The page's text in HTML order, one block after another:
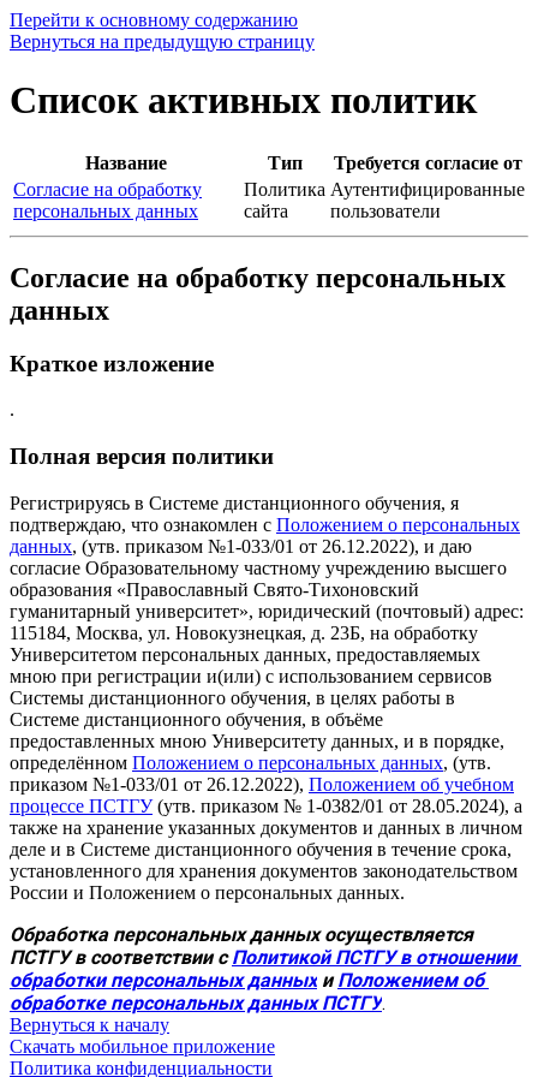
Перейти к основному содержанию
Вернуться на предыдущую страницу
Список активных политик
Название Тип
Требуется согласие от
Согласие на обработку
персональных данных
Политика
сайта
Аутентифицированные
пользователи
Согласие на обработку персональных
данных
Краткое изложение
.
Полная версия политики
Регистрируясь в Системе дистанционного обучения, я
подтверждаю, что ознакомлен с Положением о персональных
данных, (утв. приказом №1-033/01 от 26.12.2022), и даю
согласие Образовательному частному учреждению высшего
образования «Православный Свято-Тихоновский
гуманитарный университет», юридический (почтовый) адрес:
115184, Москва, ул. Новокузнецкая, д. 23Б, на обработку
Университетом персональных данных, предоставляемых
мною при регистрации и(или) с использованием сервисов
Системы дистанционного обучения, в целях работы в
Системе дистанционного обучения, в объёме
предоставленных мною Университету данных, и в порядке,
определённом Положением о персональных данных, (утв.
приказом №1-033/01 от 26.12.2022), Положением об учебном
процессе ПСТГУ(утв. приказом № 1-0382/01 от 28.05.2024), а
также на хранение указанных документов и данных в личном
деле и в Системе дистанционного обучения в течение срока,
установленного для хранения документов законодательством
России и Положением о персональных данных.
Обработка персональных данных осуществляется
ПСТГУ в соответствии с Политикой ПСТГУ в отношении
обработки персональных данных и Положением об
обработке персональных данных ПСТГУ.
Вернуться к началу
Скачать мобильное приложение
Политика конфиденциальности